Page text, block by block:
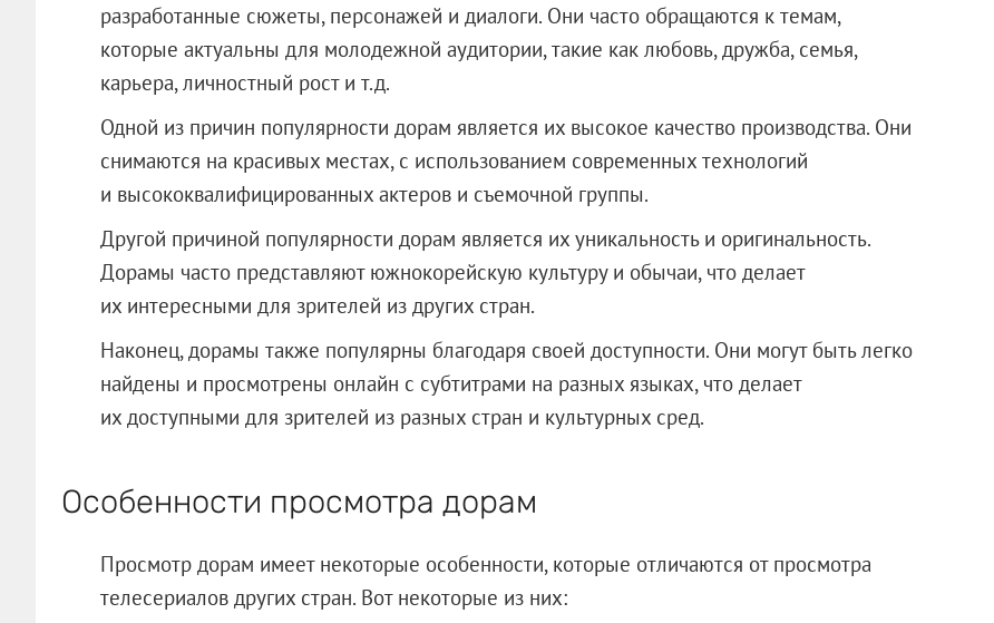
разработанные сюжеты, персонажей и диалоги. Они часто обращаются к темам,
которые актуальны для молодежной аудитории, такие как любовь, дружба, семья,
карьера, личностный рост и т.д.
Одной из причин популярности дорам является их высокое качество производства. Они
снимаются на красивых местах, с использованием современных технологий
и высококвалифицированных актеров и съемочной группы.
Другой причиной популярности дорам является их уникальность и оригинальность.
Дорамы часто представляют южнокорейскую культуру и обычаи, что делает
их интересными для зрителей из других стран.
Наконец, дорамы также популярны благодаря своей доступности. Они могут быть легко
найдены и просмотрены онлайн с субтитрами на разных языках, что делает
их доступными для зрителей из разных стран и культурных сред.
Особенности просмотра дорам
Просмотр дорам имеет некоторые особенности, которые отличаются от просмотра
телесериалов других стран. Вот некоторые из них: